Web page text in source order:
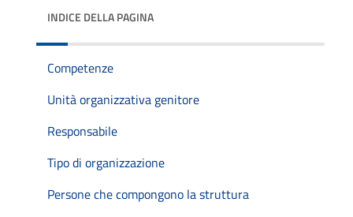
INDICE DELLA PAGINA
Competenze
Unità organizzativa genitore
Responsabile
Tipo di organizzazione
Persone che compongono la struttura